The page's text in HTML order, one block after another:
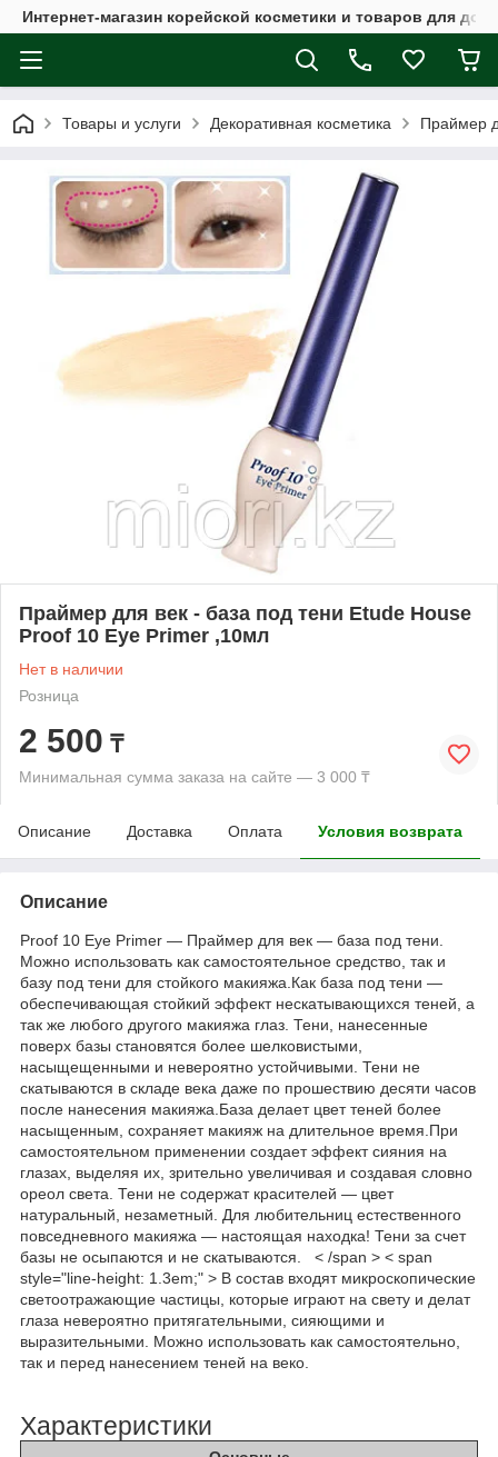
Интернет-магазин корейской косметики и товаров для
Товары и услуги Декоративная косметика Праймер
Праймер для век - база под тени Etude House
Proof 10 Eye Primer ,10мл
Нет в наличии
Розница
2 500 ₸
Минимальная сумма заказа на сайте — 3 000 ₸
Описание Доставка Оплата Условия возврата
Описание
Proof 10 Eye Primer ― Праймер для век ― база под тени.
Можно использовать как самостоятельное средство, так и
базу под тени для стойкого макияжа.Как база под тени ―
обеспечивающая стойкий эффект нескатывающихся теней, а
так же любого другого макияжа глаз. Тени, нанесенные
поверх базы становятся более шелковистыми,
насыщещенными и невероятно устойчивыми. Тени не
скатываются в складе века даже по прошествию десяти часов
после нанесения макияжа.База делает цвет теней более
насыщенным, сохраняет макияж на длительное время.При
самостоятельном применении создает эффект сияния на
глазах, выделяя их, зрительно увеличивая и создавая словно
ореол света. Тени не содержат красителей ― цвет
натуральный, незаметный. Для любительниц естественного
повседневного макияжа ― настоящая находка! Тени за счет
базы не осыпаются и не скатываются. < /span > < span
style="line-height: 1.3em;" > В состав входят микроскопические
светоотражающие частицы, которые играют на свету и делат
глаза невероятно притягательными, сияющими и
выразительными. Можно использовать как самостоятельно,
так и перед нанесением теней на веко.
Характеристики